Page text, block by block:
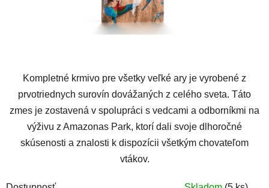
Kompletné krmivo pre všetky veľké ary je vyrobené z
prvotriednych surovín dovážaných z celého sveta. Táto
zmes je zostavená v spolupráci s vedcami a odborníkmi na
výživu z Amazonas Park, ktorí dali svoje dlhoročné
skúsenosti a znalosti k dispozícii všetkým chovateľom
vtákov.